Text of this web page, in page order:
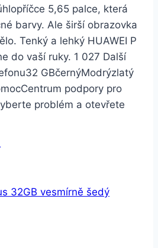
5,65 palce, která
barvy. Ale širší obrazovka
Tenký a lehký HUAWEI P
do vaší ruky. 1 027 Další
GBčernýModrýzlatý
podpory pro
problém a otevřete